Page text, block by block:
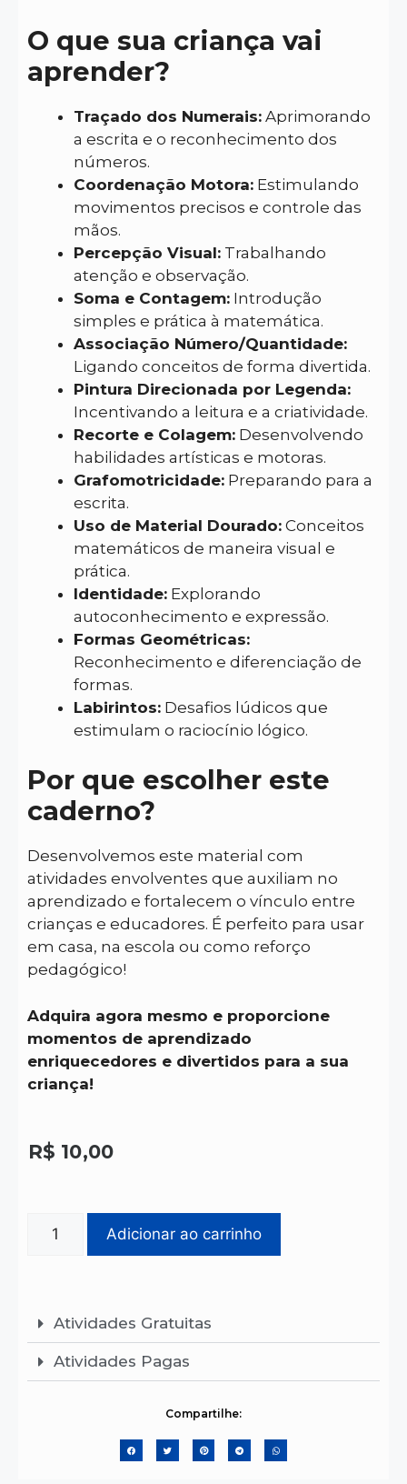
O que sua criança vai
aprender?
Traçado dos Numerais: Aprimorando
a escrita e o reconhecimento dos
números.
Coordenação Motora: Estimulando
movimentos precisos e controle das
mãos.
Percepção Visual: Trabalhando
atenção e observação.
Soma e Contagem: Introdução
simples e prática à matemática.
Associação Número/Quantidade:
Ligando conceitos de forma divertida.
Pintura Direcionada por Legenda:
Incentivando a leitura e a criatividade.
Recorte e Colagem: Desenvolvendo
habilidades artísticas e motoras.
Grafomotricidade: Preparando para a
escrita.
Uso de Material Dourado: Conceitos
matemáticos de maneira visual e
prática.
Identidade: Explorando
autoconhecimento e expressão.
Formas Geométricas:
Reconhecimento e diferenciação de
formas.
Labirintos: Desafios lúdicos que
estimulam o raciocínio lógico.
Por que escolher este
caderno?
Desenvolvemos este material com
atividades envolventes que auxiliam no
aprendizado e fortalecem o vínculo entre
crianças e educadores. É perfeito para usar
em casa, na escola ou como reforço
pedagógico!
Adquira agora mesmo e proporcione
momentos de aprendizado
enriquecedores e divertidos para a sua
criança!
R$ 10,00
Adicionar ao carrinho
Atividades Gratuitas
Atividades Pagas
Compartilhe: